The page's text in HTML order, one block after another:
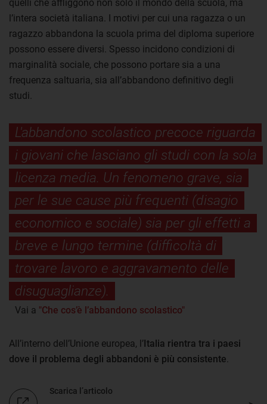
quelli che affliggono non solo il mondo della scuola, ma
l’intera società italiana. I motivi per cui una ragazza o un
ragazzo abbandona la scuola prima del diploma superiore
possono essere diversi. Spesso incidono condizioni di
marginalità sociale, che possono portare sia a una
frequenza saltuaria, sia all’abbandono definitivo degli
studi.
L'abbandono scolastico precoce riguarda
i giovani che lasciano gli studi con la sola
licenza media. Un fenomeno grave, sia
per le sue cause più frequenti (disagio
economico e sociale) sia per gli effetti a
breve e lungo termine (difficoltà di
trovare lavoro e aggravamento delle
disuguaglianze).
Vai a "Che cos’è l’abbandono scolastico"
All’interno dell’Unione europea, l’Italia rientra tra i paesi
dove il problema degli abbandoni è più consistente
Scarica l’articolo